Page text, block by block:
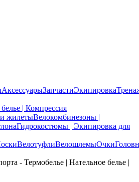
АксессуарыЗапчастиЭкипировка
| Компрессия
жилетыВелокомбинезоны |
Гидрокостюмы | Экипировка для
ВелотуфлиВелошлемыОчки
- Термобелье | Нательное белье |